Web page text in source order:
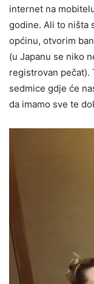
internet na
godine. Ali to ništa
općinu, otvorim
(u Japanu se niko
registrovan pečat).
sedmice gdje će
da imamo sve te